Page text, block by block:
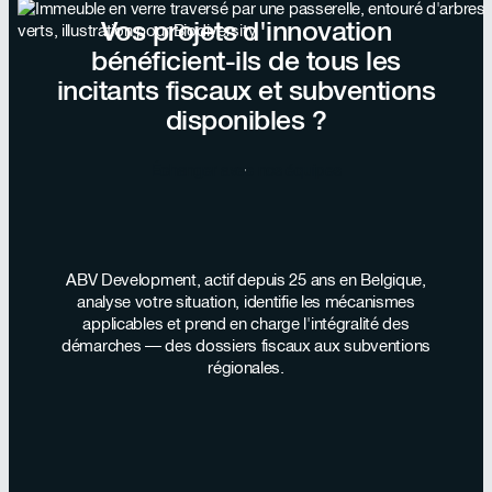
renouvelable (8-50 %), protection de
l'environnement (15-40 %) et groupes froids (15-40
%). Les critères d'éligibilité varient selon la région, le
dispositif et la taille de l'entreprise.
Vos projets d'innovation
bénéficient-ils de tous les
incitants fiscaux et subventions
disponibles ?
Échanger avec nos équipes
ABV Development, actif depuis 25 ans en Belgique,
analyse votre situation, identifie les mécanismes
applicables et prend en charge l'intégralité des
démarches — des dossiers fiscaux aux subventions
régionales.